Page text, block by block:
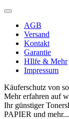
AGB
Versand
Kontakt
Garantie
HIlfe & Mehr
Impressum
Käuferschutz von
Mehr erfahren auf
Ihr günstiger
PAPIER und mehr...